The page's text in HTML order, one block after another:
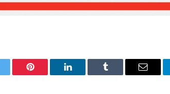
Pinterest LinkedIn Tumblr Email